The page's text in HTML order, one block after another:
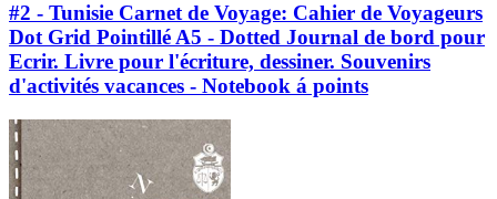
#2 - Tunisie Carnet de Voyage: Cahier de Voyageurs
Dot Grid Pointillé A5 - Dotted Journal de bord pour
Ecrir. Livre pour l'écriture, dessiner. Souvenirs
d'activités vacances - Notebook á points